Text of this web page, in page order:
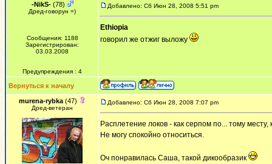
-NikS-(78)
Дред-говорун =)
Сообщения: 1188
Зарегистрирован:
03.03.2008
Предупреждения : 4
Добавлено: Сб Июн 28, 2008 5:51 pm
Ethiopia
говорил же отжиг выложу
Вернуться к началу
murena-rybka (47)
Дред-ветеран
Добавлено: Сб Июн 28, 2008 7:07 pm
Расплетение локов - как серпом по... тому месту,
Не могу спокойно относиться.
Оч понравилась Саша, такой дикообразик